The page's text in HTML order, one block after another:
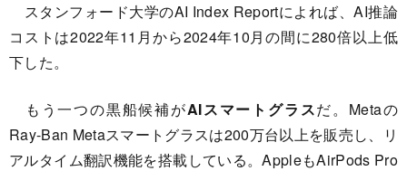
スタンフォード大学のAI Index Reportによれば、AI推論
コストは2022年11月から2024年10月の間に280倍以上低
下した。
もう一つの黒船候補がAIスマートグラスだ。Metaの
Ray-Ban Metaスマートグラスは200万台以上を販売し、リ
アルタイム翻訳機能を搭載している。AppleもAirPods Pro